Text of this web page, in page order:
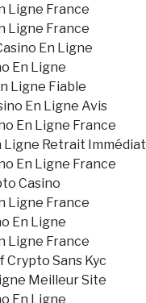
Ligne France
Ligne France
En Ligne
En Ligne
Ligne Fiable
En Ligne Avis
En Ligne France
Ligne Retrait Immédiat
En Ligne France
Casino
Ligne France
En Ligne
Ligne France
Crypto Sans Kyc
Meilleur Site
En Ligne